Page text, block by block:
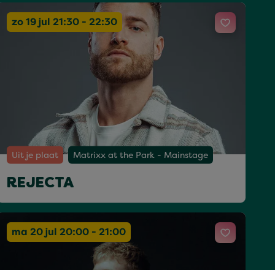
zo 19 jul 21:30 - 22:30
Uit je plaat Matrixx at the Park - Mainstage
REJECTA
ma 20 jul 20:00 - 21:00